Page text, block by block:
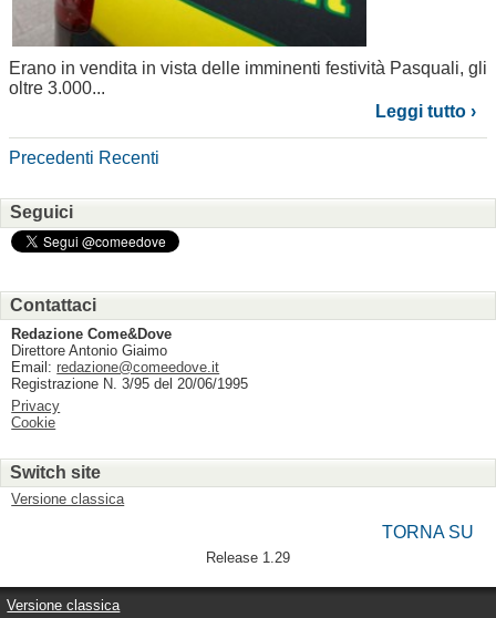
Erano in vendita in vista delle imminenti festività Pasquali, gli
oltre 3.000...
Leggi tutto ›
Precedenti Recenti
Seguici
Contattaci
Redazione Come&Dove
Direttore Antonio Giaimo
Email:redazione@comeedove.it
Registrazione N. 3/95 del 20/06/1995
Privacy
Cookie
Switch site
Versione classica
TORNA SU
Release 1.29
Versione classica